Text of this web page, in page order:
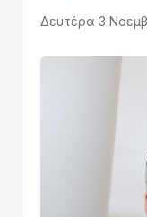
Δευτέρα 3